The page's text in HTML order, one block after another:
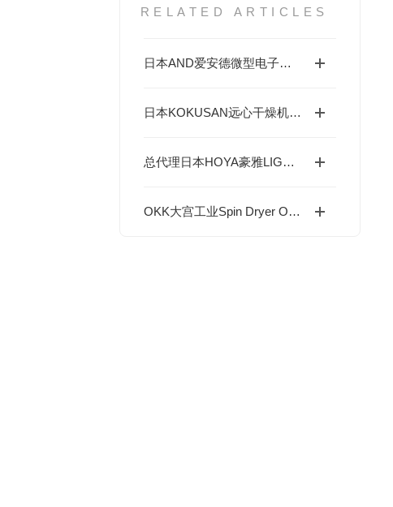
RELATED ARTICLES
日本AND爱安德微型电子天平/分析天平（BA-T系列/BA系列（A&D Borealis）
日本KOKUSAN远心干燥机 SPD-180产品原理及工况选型指南
总代理日本HOYA豪雅LIGHT SOURCE光源---UV紫外线LED光源产品
OKK大宫工业Spin Dryer OKV-series 产品深度分析